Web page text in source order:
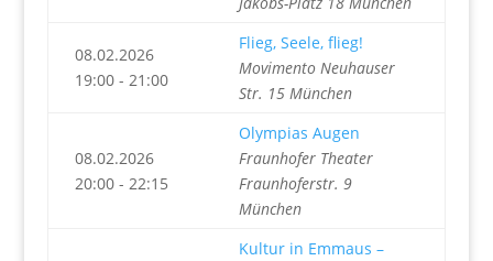
08.02.2026
19:00 - 21:00
Flieg, Seele, flieg!
Movimento Neuhauser
Str. 15 München
08.02.2026
20:00 - 22:15
Olympias Augen
Fraunhofer Theater
Fraunhoferstr. 9
München
Kultur in Emmaus –